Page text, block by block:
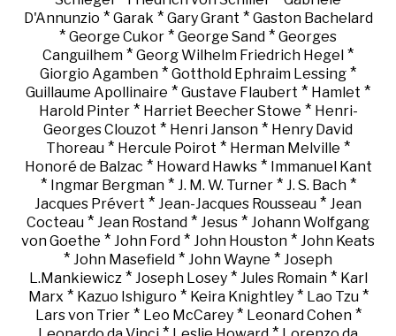
D'Annunzio * Garak * Gary Grant * Gaston Bachelard
* George Cukor * George Sand * Georges
Canguilhem * Georg Wilhelm Friedrich Hegel *
Giorgio Agamben * Gotthold Ephraim Lessing *
Guillaume Apollinaire * Gustave Flaubert * Hamlet *
Harold Pinter* Harriet Beecher Stowe * Henri-
Georges Clouzot * Henri Janson * Henry David
Thoreau * Hercule Poirot * Herman Melville *
Honoré de Balzac * Howard Hawks* Immanuel Kant
* Ingmar Bergman* J. M. W. Turner* J. S. Bach*
Jacques Prévert * Jean-Jacques Rousseau * Jean
Cocteau * Jean Rostand * Jesus * Johann Wolfgang
von Goethe * John Ford * John Houston * John Keats
* John Masefield * John Wayne * Joseph
L.Mankiewicz* Joseph Losey* Jules Romain* Karl
Marx * Kazuo Ishiguro * Keira Knightley* Lao Tzu*
Lars von Trier* Leo McCarey* Leonard Cohen*